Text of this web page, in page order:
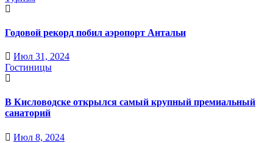
Годовой рекорд побил аэропорт Антальи
Июл 31, 2024
Гостиницы
В Кисловодске открылся самый крупный премиальный
санаторий
Июл 8, 2024